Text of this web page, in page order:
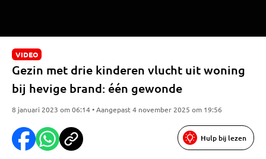
VIDEO
Gezin met drie kinderen vlucht uit woning
bij hevige brand: één gewonde
8 januari 2023 om 06:14 • Aangepast 4 november 2025 om 19:56
Hulp bij lezen